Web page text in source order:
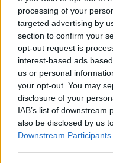
processing of your
targeted advertising by
section to confirm your
opt-out request is
interest-based ads
us or personal
your opt-out. You may
disclosure of your
IAB’s list of
also be disclosed by us
Downstream Participants
επιλογή γινόταν
Τρία live shows
εβδομάδας
Εκτός από την
φέρεται να σχεδιάζει
με φόντο τον
εκπομπή
υλοποίηση θεματικής